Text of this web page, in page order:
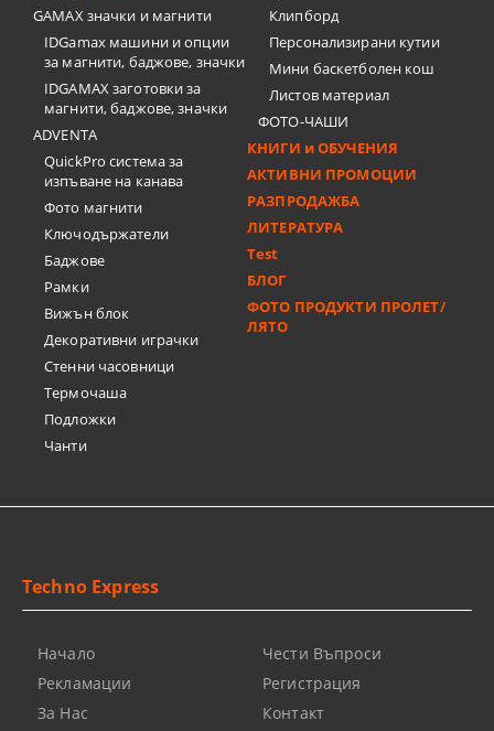
GAMAX значки и магнити
IDGamax машини и опции
за магнити, баджове, значки
IDGAMAX заготовки за
магнити, баджове, значки
ADVENTA
QuickPro система за
изпъване на канава
Фото магнити
Ключодържатели
Баджове
Рамки
Вижън блок
Декоративни играчки
Стенни часовници
Термочашa
Подложки
Чанти
Клипборд
Персонализирани кутии
Мини баскетболен кош
Листов материал
ФОТО-ЧАШИ
КНИГИ и ОБУЧЕНИЯ
АКТИВНИ ПРОМОЦИИ
РАЗПРОДАЖБА
ЛИТЕРАТУРА
Test
БЛОГ
ФОТО ПРОДУКТИ ПРОЛЕТ/
ЛЯТО
Techno Express
Начало
Рекламации
За Нас
Чести Въпроси
Регистрация
Контакт